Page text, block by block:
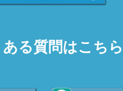
ある質問はこちら